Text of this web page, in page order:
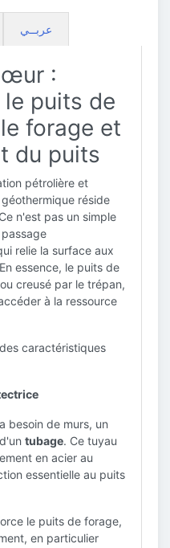
عربــي
:
puits de
forage et
du puits
pétrolière et
réside
n'est pas un simple
relie la surface aux
essence, le puits de
creusé par le trépan,
à la ressource
caractéristiques
besoin de murs, un
tubage. Ce tuyau
en acier au
essentielle au puits
le puits de forage,
en particulier